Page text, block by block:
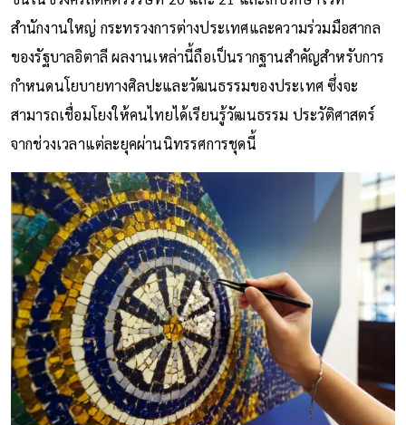
สำนักงานใหญ่ กระทรวงการต่างประเทศและความร่วมมือสากล
ของรัฐบาลอิตาลี ผลงานเหล่านี้ถือเป็นรากฐานสำคัญสำหรับการ
กำหนดนโยบายทางศิลปะและวัฒนธรรมของประเทศ ซึ่งจะ
สามารถเชื่อมโยงให้คนไทยได้เรียนรู้วัฒนธรรม ประวัติศาสตร์
จากช่วงเวลาแต่ละยุคผ่านนิทรรศการชุดนี้